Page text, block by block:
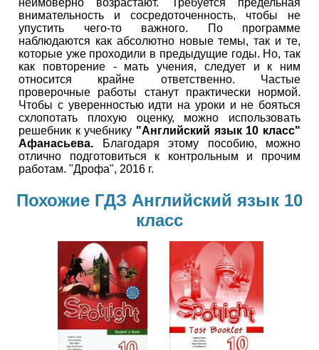
неимоверно возрастают. Требуется предельная
внимательность и сосредоточенность, чтобы не
упустить чего-то важного. По программе
наблюдаются как абсолютно новые темы, так и те,
которые уже проходили в предыдущие годы. Но, так
как повторение - мать учения, следует и к ним
относится крайне ответственно. Частые
проверочные работы станут практически нормой.
Чтобы с уверенностью идти на уроки и не бояться
схлопотать плохую оценку, можно использовать
решебник к учебнику "Английский язык 10 класс"
Афанасьева. Благодаря этому пособию, можно
отлично подготовиться к контрольным и прочим
работам. "Дрофа", 2016 г.
Похожие ГДЗ Английский язык 10
класс
Английский
язык
10 класс
Английский
язык
10 класс